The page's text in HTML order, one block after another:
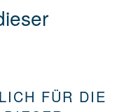
FÜR DIE